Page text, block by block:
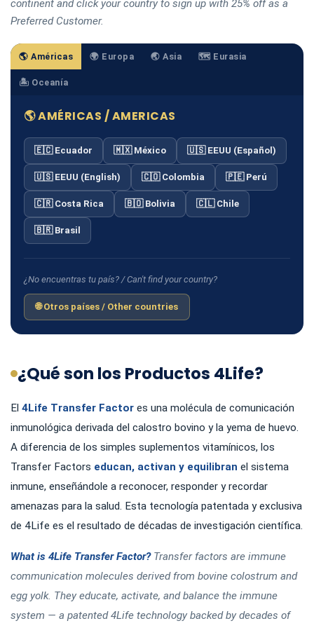
continent and click your country to sign up with 25% off as a
Preferred Customer.
🌎 Américas 🌍 Europa 🌏 Asia 🗺️ Eurasia
🏝️ Oceanía
🌎 AMÉRICAS / AMERICAS
🇪🇨 Ecuador 🇲🇽 México 🇺🇸 EEUU (Español)
🇺🇸 EEUU (English) 🇨🇴 Colombia 🇵🇪 Perú
🇨🇷 Costa Rica 🇧🇴 Bolivia 🇨🇱 Chile
🇧🇷 Brasil
¿No encuentras tu país? / Can't find your country?
🌐 Otros países / Other countries
¿Qué son los Productos 4Life?
El 4Life Transfer Factor es una molécula de comunicación
inmunológica derivada del calostro bovino y la yema de huevo.
A diferencia de los simples suplementos vitamínicos, los
Transfer Factors educan, activan y equilibran el sistema
inmune, enseñándole a reconocer, responder y recordar
amenazas para la salud. Esta tecnología patentada y exclusiva
de 4Life es el resultado de décadas de investigación científica.
What is 4Life Transfer Factor?Transfer factors are immune
communication molecules derived from bovine colostrum and
egg yolk. They educate, activate, and balance the immune
system — a patented 4Life technology backed by decades of